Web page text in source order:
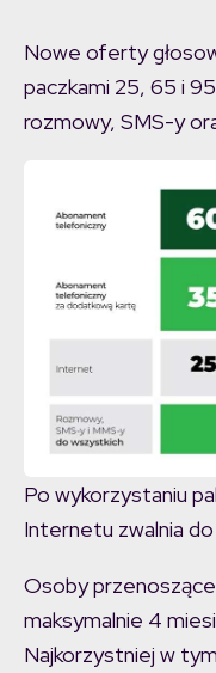
Nowe oferty
paczkami 25, 65 i
rozmowy, SMS-y
Po wykorzystaniu
Internetu zwalnia do
Osoby
maksymalnie 4
Najkorzystniej w